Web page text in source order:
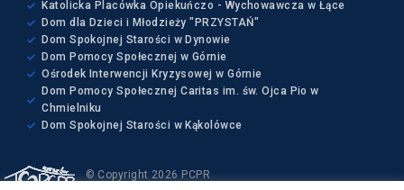
Katolicka Placówka Opiekuńczo - Wychowawcza w Łące
Dom dla Dzieci i Młodzieży "PRZYSTAŃ"
Dom Spokojnej Starości w Dynowie
Dom Pomocy Społecznej w Górnie
Ośrodek Interwencji Kryzysowej w Górnie
Dom Pomocy Społecznej Caritas im. św. Ojca Pio w
Chmielniku
Dom Spokojnej Starości w Kąkolówce
© Copyright 2026 PCPR